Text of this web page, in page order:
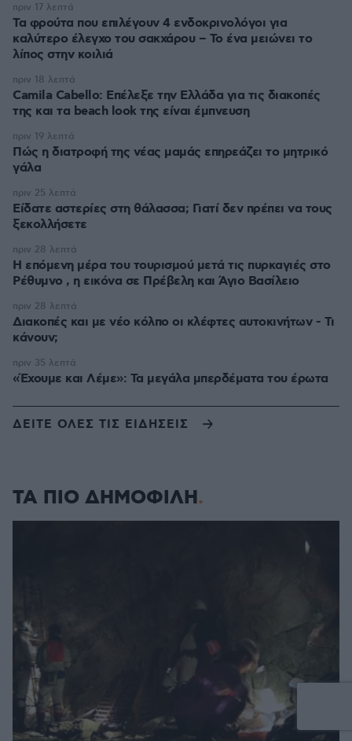
Τα φρούτα που επιλέγουν 4 ενδοκρινολόγοι για
καλύτερο έλεγχο του σακχάρου – Το ένα μειώνει το
λίπος στην κοιλιά
πριν 17 λεπτά
Camila Cabello: Επέλεξε την Ελλάδα για τις διακοπές
της και τα beach look της είναι έμπνευση
πριν 18 λεπτά
Πώς η διατροφή της νέας μαμάς επηρεάζει το μητρικό
γάλα
πριν 19 λεπτά
Είδατε αστερίες στη θάλασσα; Γιατί δεν πρέπει να τους
ξεκολλήσετε
πριν 25 λεπτά
Η επόμενη μέρα του τουρισμού μετά τις πυρκαγιές στο
Ρέθυμνο , η εικόνα σε Πρέβελη και Άγιο Βασίλειο
πριν 28 λεπτά
Διακοπές και με νέο κόλπο οι κλέφτες αυτοκινήτων - Τι
κάνουν;
πριν 28 λεπτά
«Έχουμε και Λέμε»: Τα μεγάλα μπερδέματα του έρωτα
πριν 35 λεπτά
ΔΕΙΤΕ ΟΛΕΣ ΤΙΣ ΕΙΔΗΣΕΙΣ
ΤΑ ΠΙΟ ΔΗΜΟΦΙΛΗ